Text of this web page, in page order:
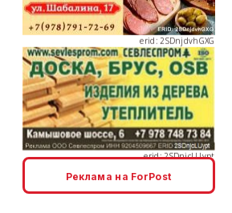
erid: 2SDnjcLUypt
Реклама на ForPost